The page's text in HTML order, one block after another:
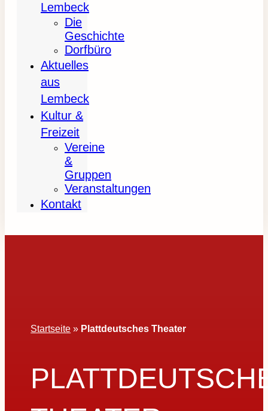
Lembeck
Die
Geschichte
Dorfbüro
Aktuelles
aus
Lembeck
Kultur &
Freizeit
Vereine
&
Gruppen
Veranstaltungen
Kontakt
Startseite » Plattdeutsches Theater